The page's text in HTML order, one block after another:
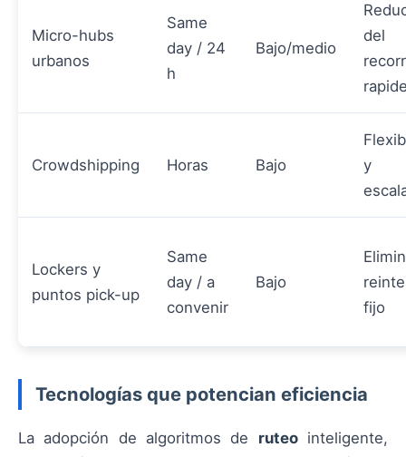
Micro-hubs
urbanos
Same
day / 24
h
Bajo/medio
del
Crowdshipping Horas Bajo
y
Lockers y
puntos pick-up
Same
day / a
convenir
Bajo
fijo
Tecnologías que potencian eficiencia
La adopción de algoritmos de ruteointeligente,